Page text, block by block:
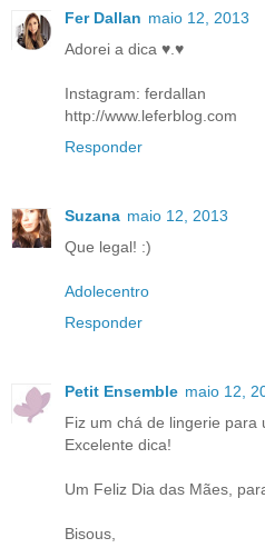
Fer Dallan maio 12, 2013
Adorei a dica ♥.♥
Instagram: ferdallan
http://www.leferblog.com
Responder
Suzana maio 12, 2013
Que legal! :)
Adolecentro
Responder
Petit Ensemble maio 12,
Fiz um chá de lingerie para
Excelente dica!
Um Feliz Dia das Mães,
Bisous,